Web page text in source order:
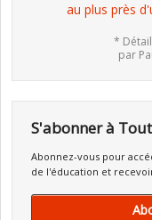
au plus près
*
par
S'abonner à
Abonnez-vous pour
de l'éducation et